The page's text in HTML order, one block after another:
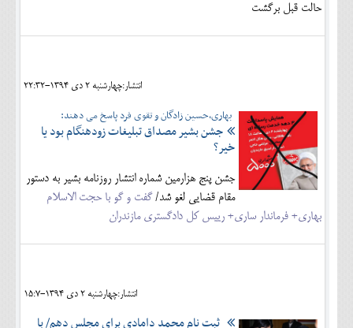
اقتصادی
حالت قبل برگشت
انتشار:چهارشنبه 2 دی 1394-22:32
بهاری،حسین زادگان و تقوی فرد پاسخ می دهند:
جشن بشیر مصداق تبلیغات زودهنگام بود یا
خیر؟
جشن پنج هزارمین شماره انتشار روزنامه بشیر به دستور
مقام قضایی لغو شد/گفت و گو با حجت الاسلام
بهاری+ فرماندار ساری+ رییس کل دادگستری مازندران
انتشار:چهارشنبه 2 دی 1394-15:7
ثبت نام محمد دامادی برای مجلس دهم/ با